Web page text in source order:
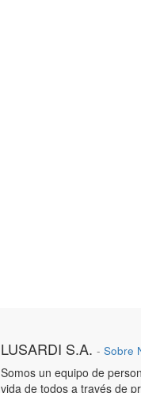
LUSARDI S.A. - Sobre
Somos un equipo de
vida de todos a través de